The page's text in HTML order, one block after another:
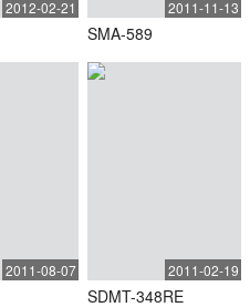
2012-02-21 2011-11-13
SMA-589
2011-08-07 2011-02-19
SDMT-348RE